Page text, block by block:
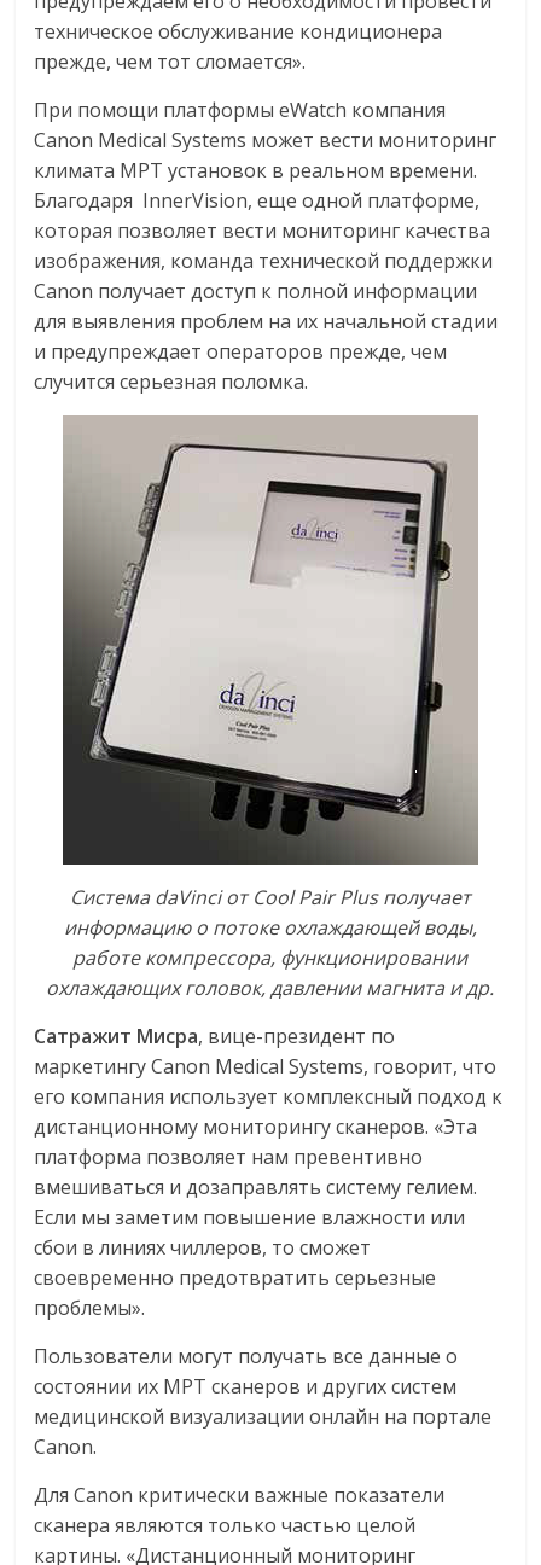
техническое обслуживание кондиционера
прежде, чем тот сломается».
При помощи платформы eWatch компания
Canon Medical Systems может вести мониторинг
климата МРТ установок в реальном времени.
Благодаря InnerVision, еще одной платформе,
которая позволяет вести мониторинг качества
изображения, команда технической поддержки
Canon получает доступ к полной информации
для выявления проблем на их начальной стадии
и предупреждает операторов прежде, чем
случится серьезная поломка.
Система daVinciотCool Pair Plus получает
информацию о потоке охлаждающей воды,
работе компрессора, функционировании
охлаждающих головок, давлении магнита и др.
Сатражит Мисра, вице-президент по
маркетингу Canon Medical Systems, говорит, что
его компания использует комплексный подход к
дистанционному мониторингу сканеров. «Эта
платформа позволяет нам превентивно
вмешиваться и дозаправлять систему гелием.
Если мы заметим повышение влажности или
сбои в линиях чиллеров, то сможет
своевременно предотвратить серьезные
проблемы».
Пользователи могут получать все данные о
состоянии их МРТ сканеров и других систем
медицинской визуализации онлайн на портале
Canon.
Для Canon критически важные показатели
сканера являются только частью целой
картины. «Дистанционный мониторинг